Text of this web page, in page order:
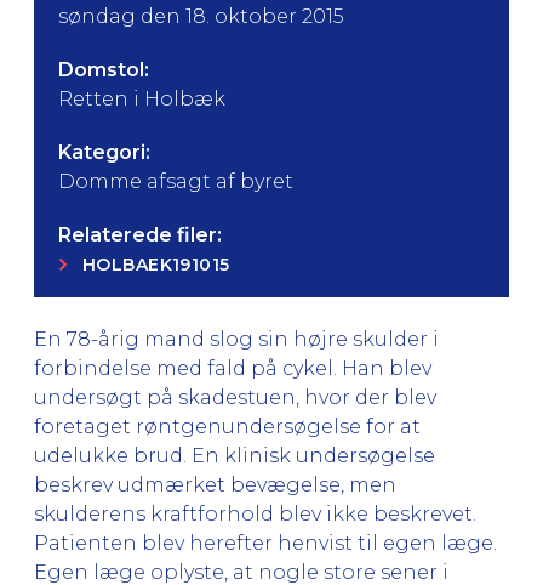
søndag den 18. oktober 2015
Domstol:
Retten i Holbæk
Kategori:
Domme afsagt af byret
Relaterede filer:
HOLBAEK191015
En 78-årig mand slog sin højre skulder i
forbindelse med fald på cykel. Han blev
undersøgt på skadestuen, hvor der blev
foretaget røntgenundersøgelse for at
udelukke brud. En klinisk undersøgelse
beskrev udmærket bevægelse, men
skulderens kraftforhold blev ikke beskrevet.
Patienten blev herefter henvist til egen læge.
Egen læge oplyste, at nogle store sener i